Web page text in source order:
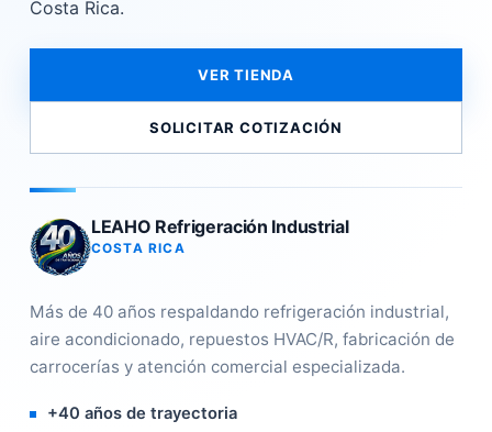
Costa Rica.
VER TIENDA
SOLICITAR COTIZACIÓN
LEAHO Refrigeración Industrial
COSTA RICA
Más de 40 años respaldando refrigeración industrial,
aire acondicionado, repuestos HVAC/R, fabricación de
carrocerías y atención comercial especializada.
+40 años de trayectoria